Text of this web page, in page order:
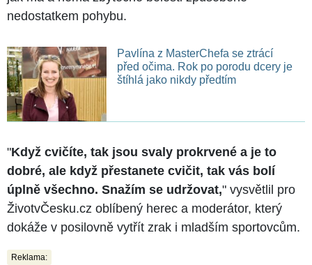
nedostatkem pohybu.
Pavlína z MasterChefa se ztrácí
před očima. Rok po porodu dcery je
štíhlá jako nikdy předtím
"Když cvičíte, tak jsou svaly prokrvené a je to
dobré, ale když přestanete cvičit, tak vás bolí
úplně všechno. Snažím se udržovat," vysvětlil pro
ŽivotvČesku.cz oblíbený herec a moderátor, který
dokáže v posilovně vytřít zrak i mladším sportovcům.
Reklama: